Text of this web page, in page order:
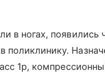
в ногах, появились
поликлинику.
1р,